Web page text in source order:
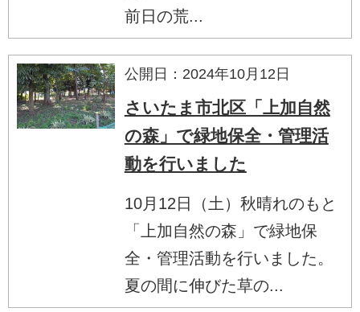
前日の荒...
公開日：2024年10月12日
さいたま市北区「上加自然
の森」で緑地保全・管理活
動を行いました
10月12日（土）秋晴れのもと
「上加自然の森」で緑地保
全・管理活動を行いました。
夏の間に伸びた草の...